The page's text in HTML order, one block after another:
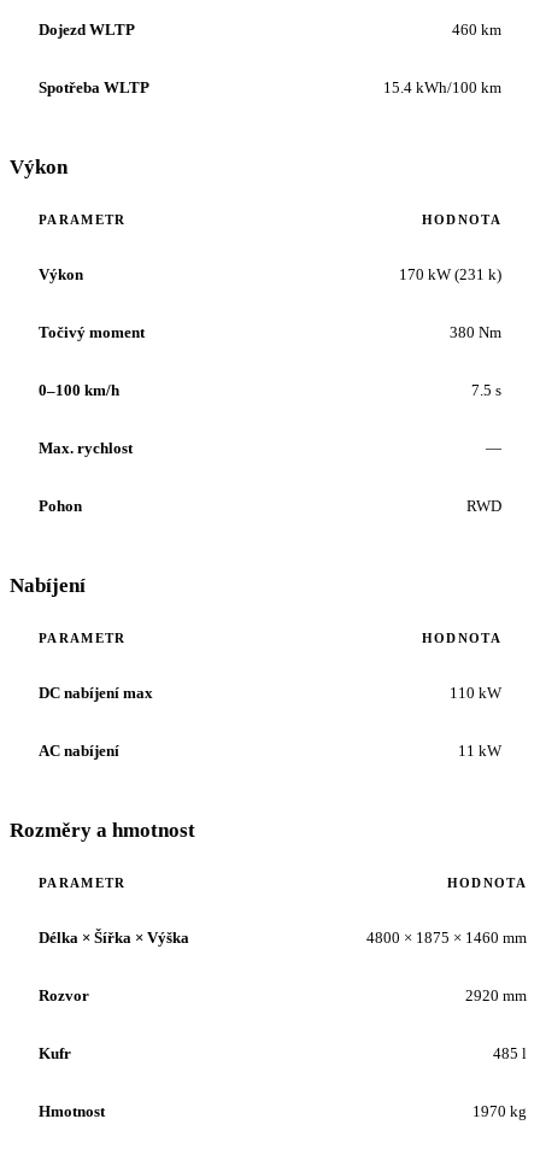
Dojezd WLTP 460 km
Spotřeba WLTP 15.4 kWh/100 km
Výkon
PARAMETR HODNOTA
Výkon 170 kW (231 k)
Točivý moment 380 Nm
0–100 km/h 7.5 s
Max. rychlost —
Pohon RWD
Nabíjení
PARAMETR HODNOTA
DC nabíjení max 110 kW
AC nabíjení 11 kW
Rozměry a hmotnost
PARAMETR HODNOTA
Délka × Šířka × Výška 4800 × 1875 × 1460 mm
Rozvor 2920 mm
Kufr 485 l
Hmotnost 1970 kg